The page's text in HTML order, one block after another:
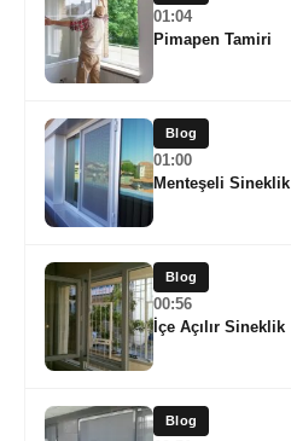
01:04
Pimapen Tamiri
Blog
01:00
Menteşeli Sineklik
Blog
00:56
İçe Açılır Sineklik
Blog